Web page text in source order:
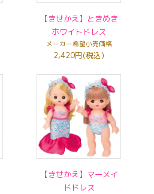
【きせかえ】ときめき
ホワイトドレス
メーカー希望小売価格
2,420円(税込)
【きせかえ】マーメイ
ドドレス